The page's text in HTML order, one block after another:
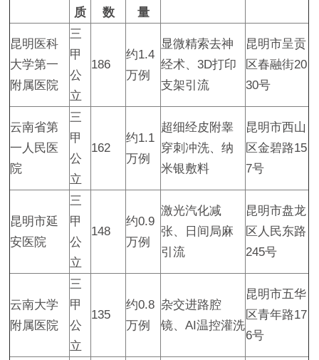
质
数
量
昆明医科
大学第一
附属医院
三
甲
公
立
186
约1.4
万例
显微精索去神
经术、3D打印
支架引流
昆明市呈贡
区春融街20
30号
云南省第
一人民医
院
三
甲
公
立
162
约1.1
万例
超细经皮附睾
穿刺冲洗、纳
米银敷料
昆明市西山
区金碧路15
7号
昆明市延
安医院
三
甲
公
立
148
约0.9
万例
激光汽化减
张、日间局麻
引流
昆明市盘龙
区人民东路
245号
云南大学
附属医院
三
甲
公
立
135
约0.8
万例
杂交进路腔
镜、AI温控灌洗
昆明市五华
区青年路17
6号